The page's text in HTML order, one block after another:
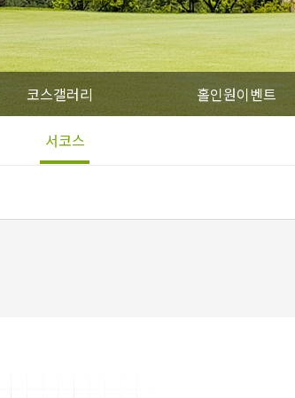
요금안내
코스갤러리 홀인원이벤트
서코스